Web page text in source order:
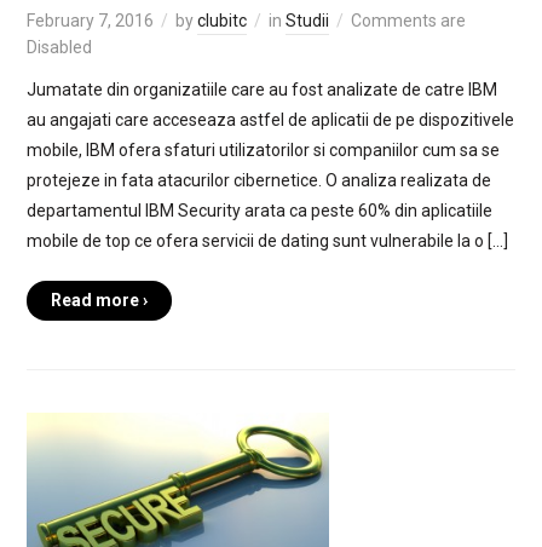
February 7, 2016 byclubitc in Studii
Comments are
Disabled
Jumatate din organizatiile care au fost analizate de catre IBM
au angajati care acceseaza astfel de aplicatii de pe dispozitivele
mobile, IBM ofera sfaturi utilizatorilor si companiilor cum sa se
protejeze in fata atacurilor cibernetice. O analiza realizata de
departamentul IBM Security arata ca peste 60% din aplicatiile
mobile de top ce ofera servicii de dating sunt vulnerabile la o […]
Read more ›